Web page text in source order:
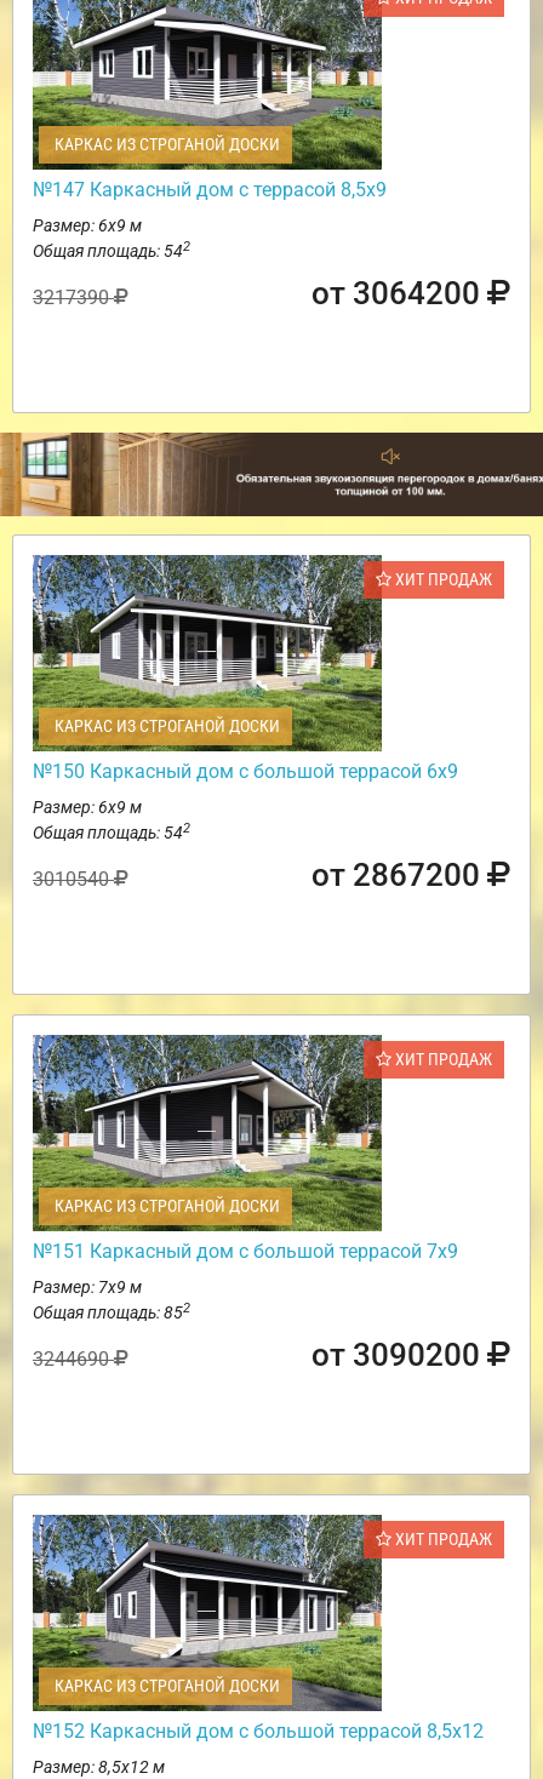
КАРКАС ИЗ СТРОГАНОЙ ДОСКИ
№147 Каркасный дом с террасой 8,5х9
Размер: 6х9 м
Общая площадь: 542
3217390 от 3064200
ХИТ ПРОДАЖ
КАРКАС ИЗ СТРОГАНОЙ ДОСКИ
№150 Каркасный дом с большой террасой 6х9
Размер: 6х9 м
Общая площадь: 542
3010540 от 2867200
ХИТ ПРОДАЖ
КАРКАС ИЗ СТРОГАНОЙ ДОСКИ
№151 Каркасный дом с большой террасой 7х9
Размер: 7х9 м
Общая площадь: 852
3244690 от 3090200
ХИТ ПРОДАЖ
КАРКАС ИЗ СТРОГАНОЙ ДОСКИ
№152 Каркасный дом с большой террасой 8,5х12
Размер: 8,5х12 м